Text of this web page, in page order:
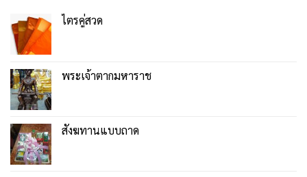
ไตรคู่สวด
พระเจ้าตากมหาราช
สังฆทานแบบถาด